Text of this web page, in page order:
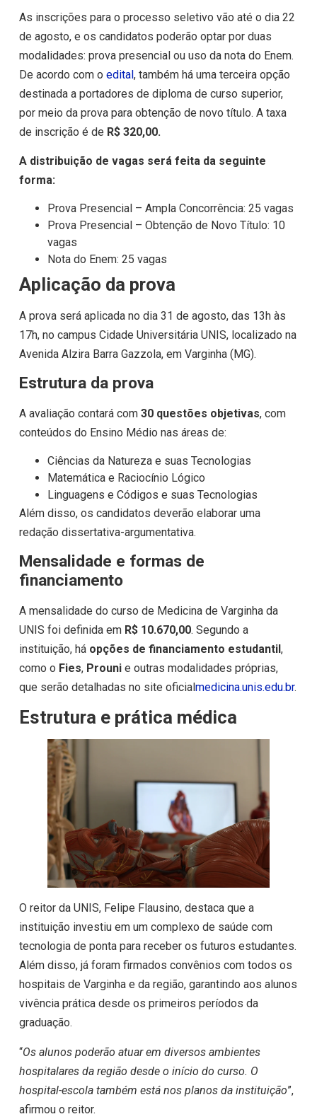
As inscrições para o processo seletivo vão até o dia 22
de agosto, e os candidatos poderão optar por duas
modalidades: prova presencial ou uso da nota do Enem.
De acordo com o edital, também há uma terceira opção
destinada a portadores de diploma de curso superior,
por meio da prova para obtenção de novo título. A taxa
de inscrição é de R$ 320,00.
A distribuição de vagas será feita da seguinte
forma:
Prova Presencial – Ampla Concorrência: 25 vagas
Prova Presencial – Obtenção de Novo Título: 10
vagas
Nota do Enem: 25 vagas
Aplicação da prova
A prova será aplicada no dia 31 de agosto, das 13h às
17h, no campus Cidade Universitária UNIS, localizado na
Avenida Alzira Barra Gazzola, em Varginha (MG).
Estrutura da prova
A avaliação contará com 30 questões objetivas, com
conteúdos do Ensino Médio nas áreas de:
Ciências da Natureza e suas Tecnologias
Matemática e Raciocínio Lógico
Linguagens e Códigos e suas Tecnologias
Além disso, os candidatos deverão elaborar uma
redação dissertativa-argumentativa.
Mensalidade e formas de
financiamento
A mensalidade do curso de Medicina de Varginha da
UNIS foi definida em R$ 10.670,00. Segundo a
instituição, há opções de financiamento estudantil,
como o Fies, Prounie outras modalidades próprias,
que serão detalhadas no site oficialmedicina.unis.edu.br.
Estrutura e prática médica
O reitor da UNIS, Felipe Flausino, destaca que a
instituição investiu em um complexo de saúde com
tecnologia de ponta para receber os futuros estudantes.
Além disso, já foram firmados convênios com todos os
hospitais de Varginha e da região, garantindo aos alunos
vivência prática desde os primeiros períodos da
graduação.
“Os alunos poderão atuar em diversos ambientes
hospitalares da região desde o início do curso. O
hospital-escola também está nos planos da instituição”,
afirmou o reitor.